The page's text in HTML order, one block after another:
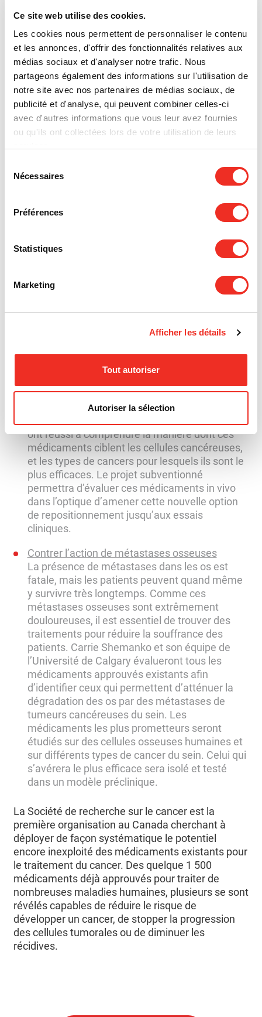
Ce site web utilise des cookies.
Les cookies nous permettent de personnaliser le contenu
et les annonces, d'offrir des fonctionnalités relatives aux
médias sociaux et d'analyser notre trafic. Nous
partageons également des informations sur l'utilisation de
notre site avec nos partenaires de médias sociaux, de
publicité et d'analyse, qui peuvent combiner celles-ci
avec d'autres informations que vous leur avez fournies
ou qu'ils ont collectées lors de votre utilisation de leurs
Nécessaires
Préférences
Statistiques
Marketing
Afficher les détails
Tout autoriser
Autoriser la sélection
abordable et accessible que l’enzalutamide
pour améliorer l’efficacité de l’immunothérapie
du cancer de la vessie.
Des médicaments contre les allergies tuent les
cellules cancéreuses
Dans la leucémie lymphoïde chronique (LLC), la
forme la plus courante de leucémie chez
l’adulte, les patients finissent par développer
des résistances à la chimiothérapie et meurent
des suites de leur maladie. À CancerCare
Manitoba, Spencer Gibson et son équipe ont
découvert que les antihistaminiques
saisonnières) provoquent une réaction qui tue
les cellules cancéreuses sans affecter les
approfondir la compréhension du
fonctionnement de ces antihistaminiques et
déterminer s’ils sont efficaces chez les patients
ayant développé une résistance à leur
Contrer le cancer avec la médication contre
Il a été observé qu’une classe de médicaments
généralement prescrits pour traiter
capacité de réduire le taux d’incidence et la
mortalité associée au cancer. Noël Raynal et
ont réussi à comprendre la manière dont ces
médicaments ciblent les cellules cancéreuses,
et les types de cancers pour lesquels ils sont le
plus efficaces. Le projet subventionné
permettra d’évaluer ces médicaments in vivo
dans l’optique d’amener cette nouvelle option
de repositionnement jusqu’aux essais
cliniques.
Contrer l’action de métastases osseuses
La présence de métastases dans les os est
fatale, mais les patients peuvent quand même
y survivre très longtemps. Comme ces
métastases osseuses sont extrêmement
douloureuses, il est essentiel de trouver des
traitements pour réduire la souffrance des
patients. Carrie Shemanko et son équipe de
l’Université de Calgary évalueront tous les
médicaments approuvés existants afin
d’identifier ceux qui permettent d’atténuer la
dégradation des os par des métastases de
tumeurs cancéreuses du sein. Les
médicaments les plus prometteurs seront
étudiés sur des cellules osseuses humaines et
sur différents types de cancer du sein. Celui qui
s’avérera le plus efficace sera isolé et testé
dans un modèle préclinique.
La Société de recherche sur le cancer est la
première organisation au Canada cherchant à
déployer de façon systématique le potentiel
encore inexploité des médicaments existants pour
le traitement du cancer. Des quelque 1 500
médicaments déjà approuvés pour traiter de
nombreuses maladies humaines, plusieurs se sont
révélés capables de réduire le risque de
développer un cancer, de stopper la progression
des cellules tumorales ou de diminuer les
récidives.